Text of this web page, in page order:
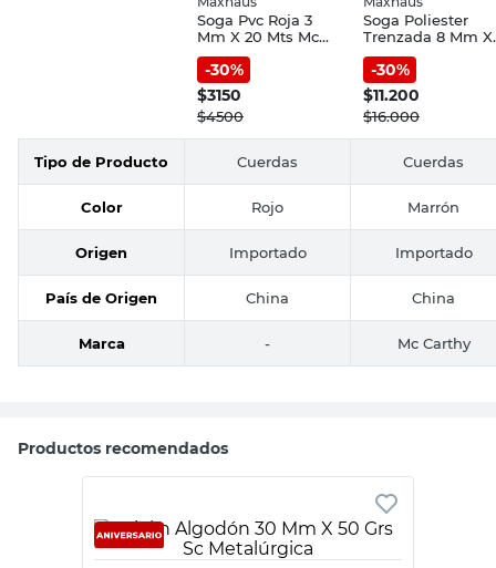
Soga Pvc Roja 3
Mm X 20 Mts Mc
Carthy
-30%
$3150
$4500
Soga Poliester
Trenzada 8 Mm X
15 Mts Mc Carthy
-30%
$11.200
$16.000
Tipo de Producto Cuerdas Cuerdas
Color Rojo Marrón
Origen Importado Importado
País de Origen China China
Marca - Mc Carthy
Productos recomendados